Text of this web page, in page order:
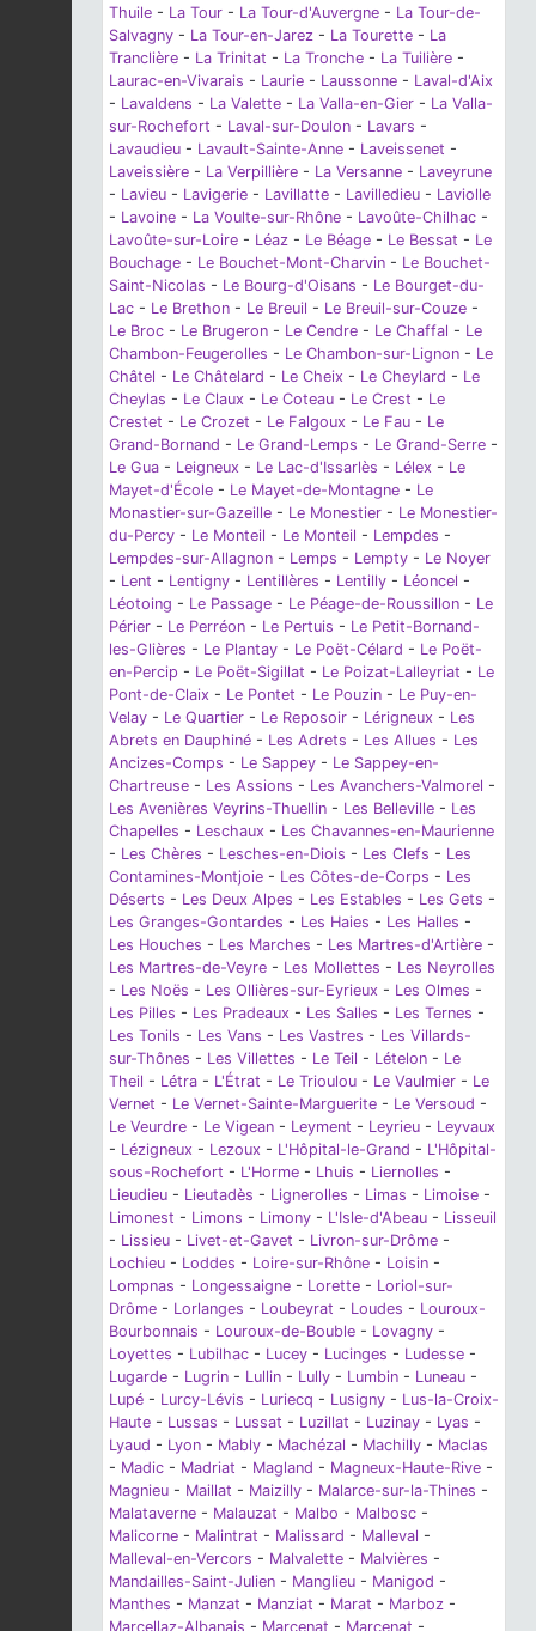
Thuile - La Tour - La Tour-d'Auvergne - La Tour-de-
Salvagny - La Tour-en-Jarez - La Tourette - La
Tranclière - La Trinitat - La Tronche - La Tuilière -
Laurac-en-Vivarais - Laurie - Laussonne - Laval-d'Aix
- Lavaldens - La Valette - La Valla-en-Gier - La Valla-
sur-Rochefort - Laval-sur-Doulon - Lavars -
Lavaudieu - Lavault-Sainte-Anne - Laveissenet -
Laveissière - La Verpillière - La Versanne - Laveyrune
- Lavieu - Lavigerie - Lavillatte - Lavilledieu - Laviolle
- Lavoine - La Voulte-sur-Rhône - Lavoûte-Chilhac -
Lavoûte-sur-Loire - Léaz - Le Béage - Le Bessat - Le
Bouchage - Le Bouchet-Mont-Charvin - Le Bouchet-
Saint-Nicolas - Le Bourg-d'Oisans - Le Bourget-du-
Lac - Le Brethon - Le Breuil - Le Breuil-sur-Couze -
Le Broc - Le Brugeron - Le Cendre - Le Chaffal - Le
Chambon-Feugerolles - Le Chambon-sur-Lignon - Le
Châtel - Le Châtelard - Le Cheix - Le Cheylard - Le
Cheylas - Le Claux - Le Coteau - Le Crest - Le
Crestet - Le Crozet - Le Falgoux - Le Fau - Le
Grand-Bornand - Le Grand-Lemps - Le Grand-Serre -
Le Gua - Leigneux - Le Lac-d'Issarlès - Lélex - Le
Mayet-d'École - Le Mayet-de-Montagne - Le
Monastier-sur-Gazeille - Le Monestier - Le Monestier-
du-Percy - Le Monteil - Le Monteil - Lempdes -
Lempdes-sur-Allagnon - Lemps - Lempty - Le Noyer
- Lent - Lentigny - Lentillères - Lentilly - Léoncel -
Léotoing - Le Passage - Le Péage-de-Roussillon - Le
Périer - Le Perréon - Le Pertuis - Le Petit-Bornand-
les-Glières - Le Plantay - Le Poët-Célard - Le Poët-
en-Percip - Le Poët-Sigillat - Le Poizat-Lalleyriat - Le
Pont-de-Claix - Le Pontet - Le Pouzin - Le Puy-en-
Velay - Le Quartier - Le Reposoir - Lérigneux - Les
Abrets en Dauphiné - Les Adrets - Les Allues - Les
Ancizes-Comps - Le Sappey - Le Sappey-en-
Chartreuse - Les Assions - Les Avanchers-Valmorel -
Les Avenières Veyrins-Thuellin - Les Belleville - Les
Chapelles - Leschaux - Les Chavannes-en-Maurienne
- Les Chères - Lesches-en-Diois - Les Clefs - Les
Contamines-Montjoie - Les Côtes-de-Corps - Les
Déserts - Les Deux Alpes - Les Estables - Les Gets -
Les Granges-Gontardes - Les Haies - Les Halles -
Les Houches - Les Marches - Les Martres-d'Artière -
Les Martres-de-Veyre - Les Mollettes - Les Neyrolles
- Les Noës - Les Ollières-sur-Eyrieux - Les Olmes -
Les Pilles - Les Pradeaux - Les Salles - Les Ternes -
Les Tonils - Les Vans - Les Vastres - Les Villards-
sur-Thônes - Les Villettes - Le Teil - Lételon - Le
Theil - Létra - L'Étrat - Le Trioulou - Le Vaulmier - Le
Vernet - Le Vernet-Sainte-Marguerite - Le Versoud -
Le Veurdre - Le Vigean - Leyment - Leyrieu - Leyvaux
- Lézigneux - Lezoux - L'Hôpital-le-Grand - L'Hôpital-
sous-Rochefort - L'Horme - Lhuis - Liernolles -
Lieudieu - Lieutadès - Lignerolles - Limas - Limoise -
Limonest - Limons - Limony - L'Isle-d'Abeau - Lisseuil
- Lissieu - Livet-et-Gavet - Livron-sur-Drôme -
Lochieu - Loddes - Loire-sur-Rhône - Loisin -
Lompnas - Longessaigne - Lorette - Loriol-sur-
Drôme - Lorlanges - Loubeyrat - Loudes - Louroux-
Bourbonnais - Louroux-de-Bouble - Lovagny -
Loyettes - Lubilhac - Lucey - Lucinges - Ludesse -
Lugarde - Lugrin - Lullin - Lully - Lumbin - Luneau -
Lupé - Lurcy-Lévis - Luriecq - Lusigny - Lus-la-Croix-
Haute - Lussas - Lussat - Luzillat - Luzinay - Lyas -
Lyaud - Lyon - Mably - Machézal - Machilly - Maclas
- Madic - Madriat - Magland - Magneux-Haute-Rive -
Magnieu - Maillat - Maizilly - Malarce-sur-la-Thines -
Malataverne - Malauzat - Malbo - Malbosc -
Malicorne - Malintrat - Malissard - Malleval -
Malleval-en-Vercors - Malvalette - Malvières -
Mandailles-Saint-Julien - Manglieu - Manigod -
Manthes - Manzat - Manziat - Marat - Marboz -
Marcellaz-Albanais - Marcenat - Marcenat -